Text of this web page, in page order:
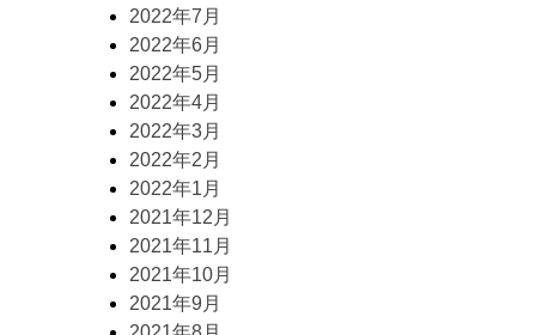
2022年7月
2022年6月
2022年5月
2022年4月
2022年3月
2022年2月
2022年1月
2021年12月
2021年11月
2021年10月
2021年9月